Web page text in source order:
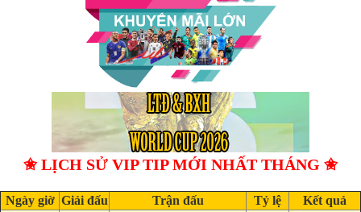
✬ LỊCH SỬ VIP TIP MỚI NHẤT THÁNG ✬
Ngày giờ Giải đấu Trận đấu Tỷ lệ Kết quả